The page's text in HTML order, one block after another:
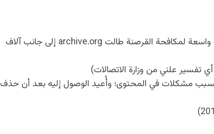
الهند (محجوب بأمر قضائي؛ ضمن حملة واسعة لمكافحة القرصنة طالت archive.org إلى جانب آلاف
(حُجب مؤقتاً في مايو 2025 بسبب مشكلات في المحتوى؛ وأُعيد الوصول إليه بعد أن حذف